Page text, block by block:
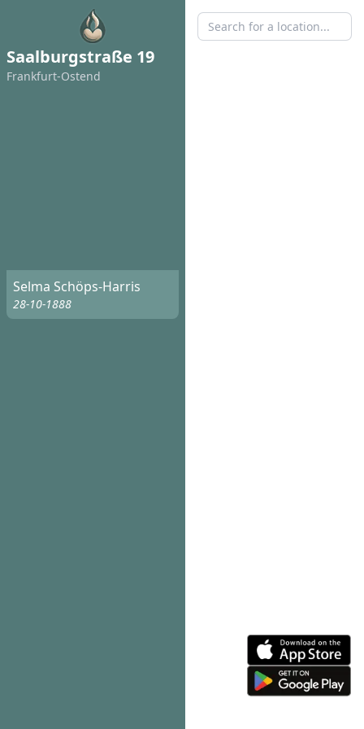
Saalburgstraße 19
Frankfurt-Ostend
Selma Schöps-Harris
28-10-1888